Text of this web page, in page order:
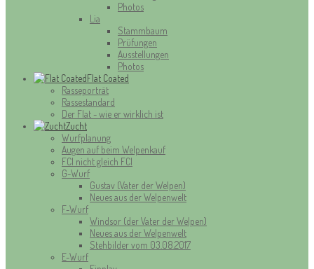
Photos
Lia
Stammbaum
Prüfungen
Ausstellungen
Photos
Flat Coated
Rasseporträt
Rassestandard
Der Flat - wie er wirklich ist
Zucht
Wurfplanung
Augen auf beim Welpenkauf
FCI nicht gleich FCI
G-Wurf
Gustav (Vater der Welpen)
Neues aus der Welpenwelt
F-Wurf
Windsor (der Vater der Welpen)
Neues aus der Welpenwelt
Stehbilder vom 03.08.2017
E-Wurf